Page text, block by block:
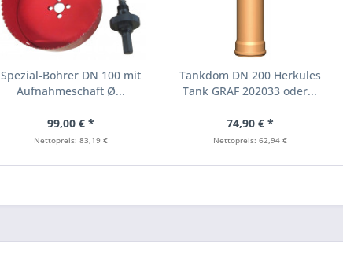
Spezial-Bohrer DN 100 mit
Aufnahmeschaft Ø...
99,00 € *
Nettopreis: 83,19 €
Tankdom DN 200 Herkules
Tank GRAF 202033 oder...
74,90 € *
Nettopreis: 62,94 €